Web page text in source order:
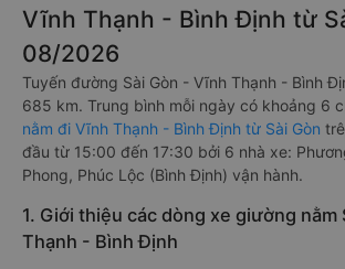
Vĩnh Thạnh - Bình Định từ
08/2026
Tuyến đường Sài Gòn - Vĩnh Thạnh - Bình
685 km. Trung bình mỗi ngày có khoảng 6
nằm đi Vĩnh Thạnh - Bình Định từ Sài Gòn
đầu từ 15:00 đến 17:30 bởi 6 nhà xe:
Phong, Phúc Lộc (Bình Định) vận hành.
1. Giới thiệu các dòng xe giường nằm
Thạnh - Bình Định